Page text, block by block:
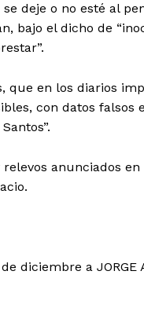
deje o no esté al
bajo el dicho de
en los diarios
con datos falsos
anunciados en
a JORGE